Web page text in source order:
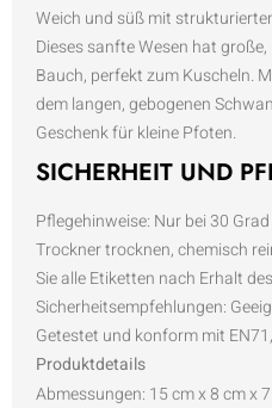
Weich und süß mit
Dieses sanfte Wesen hat
Bauch, perfekt zum Kuscheln.
dem langen, gebogenen
Geschenk für kleine Pfoten.
SICHERHEIT UND
Pflegehinweise: Nur bei 30
Trockner trocknen, chemisch
Sie alle Etiketten nach Erhalt
Sicherheitsempfehlungen:
Getestet und konform mit
Produktdetails
Abmessungen: 15 cm x 8 cm x